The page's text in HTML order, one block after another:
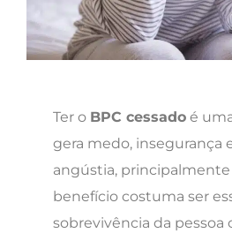
Ter o BPC cessado é
gera medo, insegurança
angústia,
benefício costuma ser
sobrevivência da pessoa